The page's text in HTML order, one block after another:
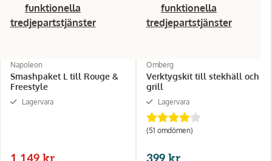
funktionella
tredjepartstjänster
Napoleon
Smashpaket L till Rouge &
Freestyle
Lagervara
funktionella
tredjepartstjänster
Omberg
Verktygskit till stekhäll och
grill
Lagervara
(51 omdömen)